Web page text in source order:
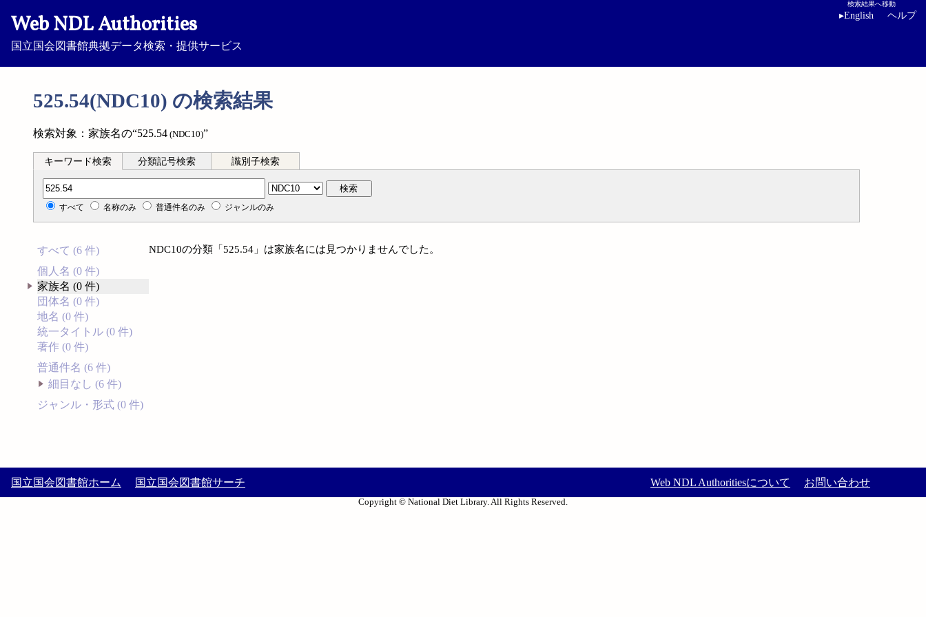
Web NDL Authorities
国立国会図書館典拠データ検索・提供サービス
検索結果へ移動
▸English ヘルプ
525.54(NDC10) の検索結果
検索対象：家族名の“525.54 (NDC10)”
キーワード検索 分類記号検索 識別子検索
分類記号検索 検索
すべて 名称のみ 普通件名のみ ジャンルのみ
すべて (6 件)
個人名 (0 件)
家族名 (0 件)
団体名 (0 件)
地名 (0 件)
統一タイトル (0 件)
著作 (0 件)
普通件名 (6 件)
細目なし (6 件)
ジャンル・形式 (0 件)
NDC10の分類「525.54」は家族名には見つかりませんでした。
国立国会図書館ホーム 国立国会図書館サーチ Web NDL Authoritiesについて お問い合わせ
Copyright © National Diet Library. All Rights Reserved.